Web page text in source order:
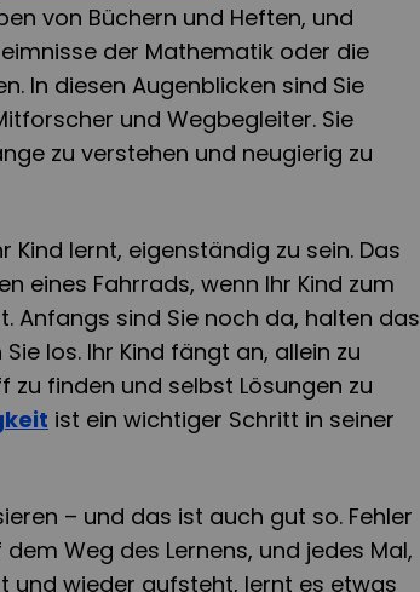
von Büchern und Heften, und
der Mathematik oder die
In diesen Augenblicken sind Sie
und Wegbegleiter. Sie
zu verstehen und neugierig zu
lernt, eigenständig zu sein. Das
eines Fahrrads, wenn Ihr Kind zum
Anfangs sind Sie noch da, halten das
los. Ihr Kind fängt an, allein zu
zu finden und selbst Lösungen zu
ist ein wichtiger Schritt in seiner
– und das ist auch gut so. Fehler
Weg des Lernens, und jedes Mal,
und wieder aufsteht, lernt es etwas